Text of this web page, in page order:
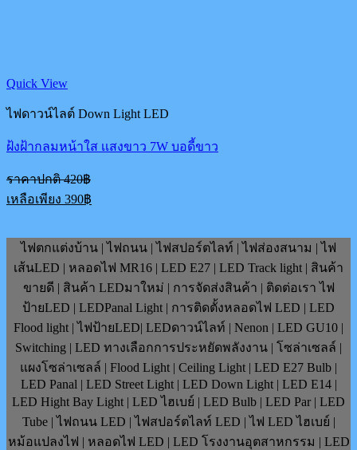
Quick View
ไฟดาวน์ไลต์ Down Light LED
ฝ้งฝ้ากลมหน้าใส เเสงขาว 7W บอดี้ขาว
ราคาปกติ420฿
was:
เหลือเพียง 390฿
price
390฿.
ไฟตกแต่งบ้าน | ไฟถนน | ไฟสปอร์ตไลท์ | ไฟส่องสนาม | ไฟ
เส้นLED | หลอดไฟ MR16 | LED E27 | LED Track light | สินค้า
ขายดี | สินค้า LEDมาใหม่ | การจัดส่งสินค้า | ติดต่อเรา ไฟ
ป้ายLED | LEDPanal Light | การติดตั้งหลอดไฟ LED | LED
Flood light | ไฟป้ายLED| LEDดาวน์ไลท์ | Nenon | LED GU10 |
Switching | LED ทางเลือกการประหยัดพลังงาน | โซล่าเซลล์ |
แผงโซล่าเซลล์ | Flood Light | Ceiling Light | LED E27 Bulb |
LED Panal | LED Street Light | LED Down Light | LED E14 |
LED Hight Bay Light | LED ไฮเบย์ | LED Bulb | LED Par | LED
Tube | ไฟถนน LED | ไฟสปอร์ตไลท์ LED | ไฟ LED ไฮเบย์ |
หม้อแปลงไฟ | หลอดไฟ LED | LED โรงงานอุตสาหกรรม | LED